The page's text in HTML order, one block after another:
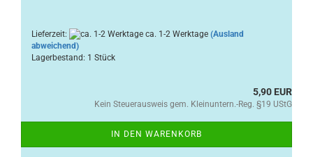
Lieferzeit: ca. 1-2 Werktage (Ausland
abweichend)
Lagerbestand: 1 Stück
5,90 EUR
Kein Steuerausweis gem. Kleinuntern.-Reg. §19 UStG
IN DEN WARENKORB